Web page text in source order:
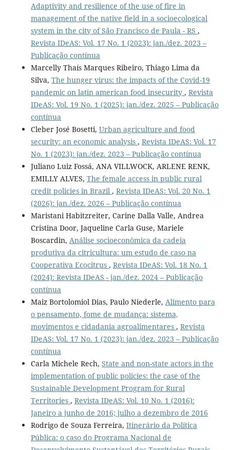
Adaptivity and resilience of the use of fire in
management of the native field in a socioecological
system in the city of São Francisco de Paula - RS ,
Revista IDeAS: Vol. 17 No. 1 (2023): jan./dez. 2023 –
Publicação contínua
Marcelly Thaís Marques Ribeiro, Thiago Lima da
Silva, The hunger virus: the impacts of the Covid-19
pandemic on latin american food insecurity , Revista
IDeAS: Vol. 19 No. 1 (2025): jan./dez. 2025 – Publicação
contínua
Cleber José Bosetti, Urban agriculture and food
security: an economic analysis , Revista IDeAS: Vol. 17
No. 1 (2023): jan./dez. 2023 – Publicação contínua
Juliano Luiz Fossá, ANA VILLWOCK, ARLENE RENK,
EMILLY ALVES, The female access in public rural
credit policies in Brazil , Revista IDeAS: Vol. 20 No. 1
(2026): jan./dez. 2026 – Publicação contínua
Maristani Habitzreiter, Carine Dalla Valle, Andrea
Cristina Door, Jaqueline Carla Guse, Mariele
Boscardin, Análise socioeconômica da cadeia
produtiva da citricultura: um estudo de caso na
Cooperativa Ecocitrus , Revista IDeAS: Vol. 18 No. 1
(2024): Revista IDeAS - jan./dez. 2024 – Publicação
contínua
Maiz Bortolomiol Dias, Paulo Niederle, Alimento para
o pensamento, fome de mudança: sistema,
movimentos e cidadania agroalimentares , Revista
IDeAS: Vol. 17 No. 1 (2023): jan./dez. 2023 – Publicação
contínua
Carla Michele Rech, State and non-state actors in the
implementation of public policies: the case of the
Sustainable Development Program for Rural
Territories , Revista IDeAS: Vol. 10 No. 1 (2016):
Janeiro a junho de 2016; julho a dezembro de 2016
Rodrigo de Souza Ferreira, Itinerário da Política
Pública: o caso do Programa Nacional de